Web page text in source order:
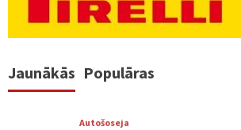
Jaunākās Populāras
Autošoseja